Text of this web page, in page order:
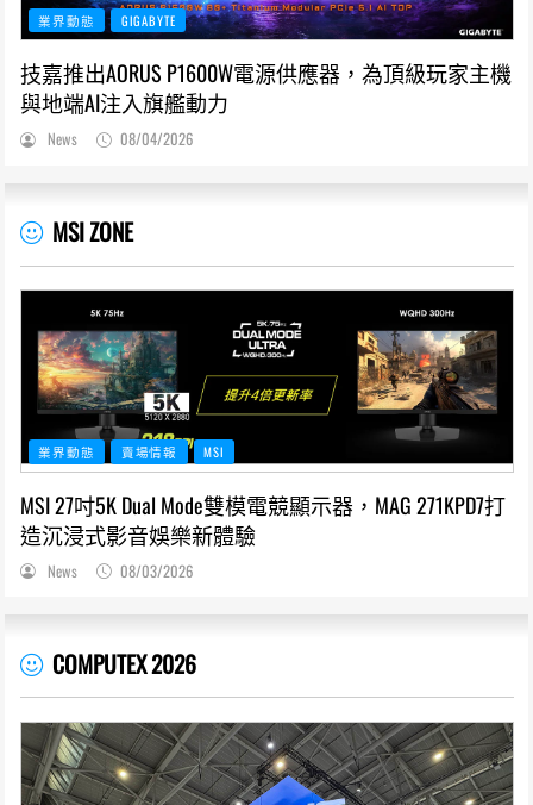
業界動態 GIGABYTE
技嘉推出AORUS P1600W電源供應器，為頂級玩家主機
與地端AI注入旗艦動力
News 08/04/2026
MSI ZONE
業界動態 賣場情報 MSI
MSI 27吋5K Dual Mode雙模電競顯示器，MAG 271KPD7打
造沉浸式影音娛樂新體驗
News 08/03/2026
COMPUTEX 2026